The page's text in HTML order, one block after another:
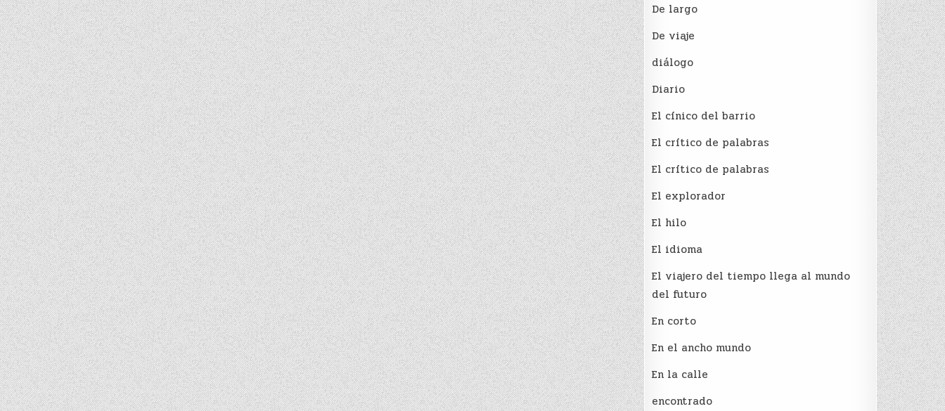
De largo
De viaje
diálogo
Diario
El cínico del barrio
El crí­tico de palabras
El crí­tico de palabras
El explorador
El hilo
El idioma
El viajero del tiempo llega al mundo
del futuro
En corto
En el ancho mundo
En la calle
encontrado